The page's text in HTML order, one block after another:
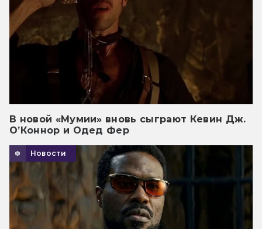
В новой «Мумии» вновь сыграют Кевин Дж.
О’Коннор и Одед Фер
Новости